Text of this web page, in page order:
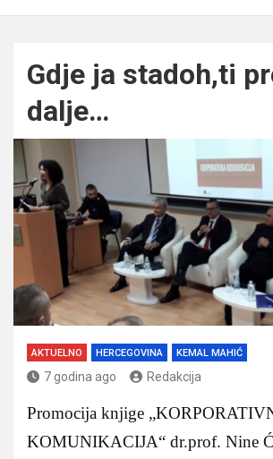
Gdje ja stadoh,ti
dalje…
AKTUELNO HERCEGOVINA KEMAL MAHIĆ
7 godina ago Redakcija
Promocija knjige
KOMUNIKACIJA“ dr.prof. Nine